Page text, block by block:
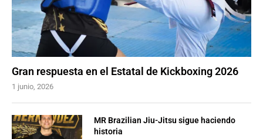
Gran respuesta en el Estatal de Kickboxing 2026
1 junio, 2026
MR Brazilian Jiu-Jitsu sigue haciendo
historia